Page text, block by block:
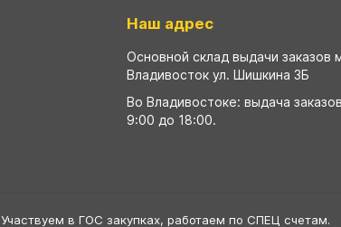
Наш адрес
Основной склад выдачи заказов
Владивосток ул. Шишкина 3Б
Во Владивостоке: выдача
9:00 до 18:00.
в ГОС закупках, работаем по СПЕЦ счетам.